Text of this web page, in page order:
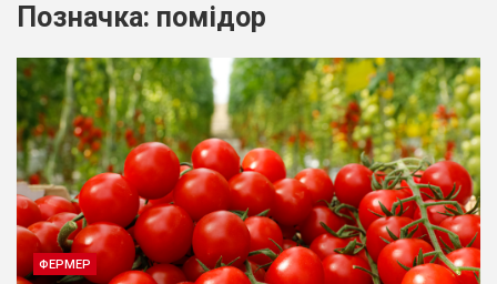
Позначка: помідор
ФЕРМЕР